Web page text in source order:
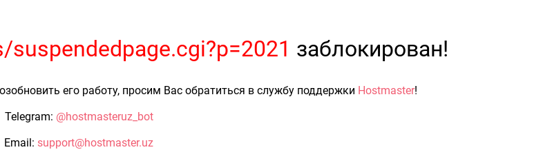
заблокирован!
его работу, просим Вас обратиться в службу поддержки Hostmaster!
Telegram: @hostmasteruz_bot
Email: support@hostmaster.uz